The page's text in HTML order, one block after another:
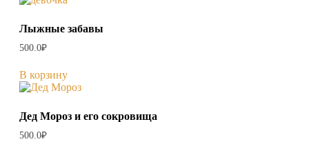
Лыжные забавы
500.0₽
В корзину
Дед Мороз и его сокровища
500.0₽